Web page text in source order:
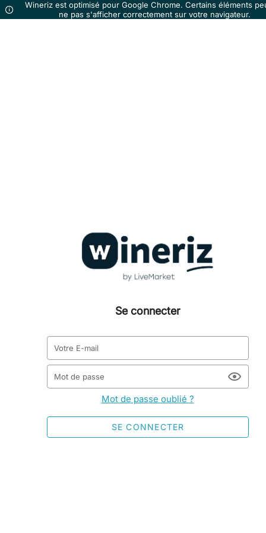
Wineriz est optimisé pour Google Chrome. Certains éléments
ne pas s'afficher correctement sur votre navigateur.
Se connecter
Votre E-mail
Mot de passe
Mot de passe oublié ?
SE CONNECTER